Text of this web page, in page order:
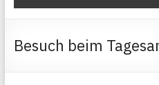
Besuch beim